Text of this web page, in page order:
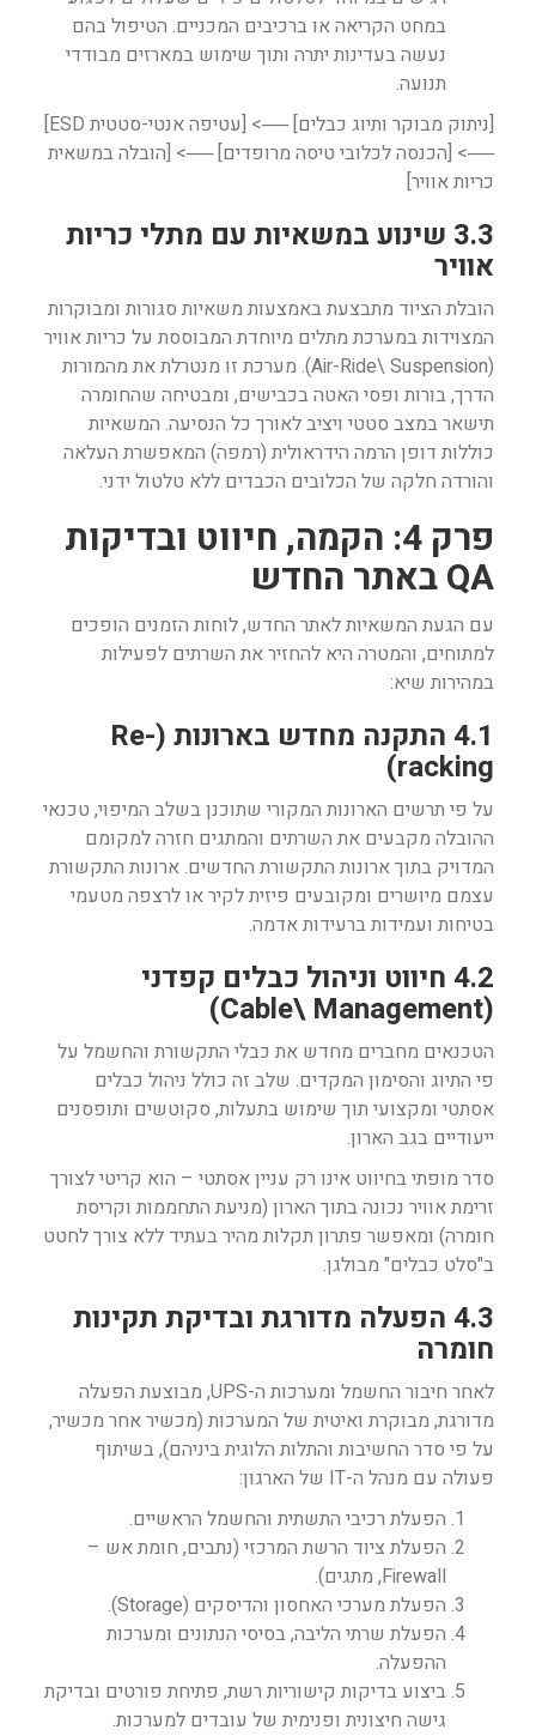
במחט הקריאה או ברכיבים המכניים. הטיפול בהם
נעשה בעדינות יתרה ותוך שימוש במארזים מבודדי
תנועה.
[ניתוק מבוקר ותיוג כבלים] ──> [עטיפה אנטי-סטטית ESD]
──> [הכנסה לכלובי טיסה מרופדים] ──> [הובלה במשאית
כריות אוויר]
3.3 שינוע במשאיות עם מתלי כריות
אוויר
הובלת הציוד מתבצעת באמצעות משאיות סגורות ומבוקרות
המצוידות במערכת מתלים מיוחדת המבוססת על כריות אוויר
(Air-Ride\ Suspension). מערכת זו מנטרלת את מהמורות
הדרך, בורות ופסי האטה בכבישים, ומבטיחה שהחומרה
תישאר במצב סטטי ויציב לאורך כל הנסיעה. המשאיות
כוללות דופן הרמה הידראולית (רמפה) המאפשרת העלאה
והורדה חלקה של הכלובים הכבדים ללא טלטול ידני.
פרק 4: הקמה, חיווט ובדיקות
QA באתר החדש
עם הגעת המשאיות לאתר החדש, לוחות הזמנים הופכים
למתוחים, והמטרה היא להחזיר את השרתים לפעילות
במהירות שיא:
4.1 התקנה מחדש בארונות (Re-
racking)
על פי תרשים הארונות המקורי שתוכנן בשלב המיפוי, טכנאי
ההובלה מקבעים את השרתים והמתגים חזרה למקומם
המדויק בתוך ארונות התקשורת החדשים. ארונות התקשורת
עצמם מיושרים ומקובעים פיזית לקיר או לרצפה מטעמי
בטיחות ועמידות ברעידות אדמה.
4.2 חיווט וניהול כבלים קפדני
(Cable\ Management)
הטכנאים מחברים מחדש את כבלי התקשורת והחשמל על
פי התיוג והסימון המקדים. שלב זה כולל ניהול כבלים
אסתטי ומקצועי תוך שימוש בתעלות, סקוטשים ותופסנים
ייעודיים בגב הארון.
סדר מופתי בחיווט אינו רק עניין אסתטי – הוא קריטי לצורך
זרימת אוויר נכונה בתוך הארון (מניעת התחממות וקריסת
חומרה) ומאפשר פתרון תקלות מהיר בעתיד ללא צורך לחטט
ב"סלט כבלים" מבולגן.
4.3 הפעלה מדורגת ובדיקת תקינות
חומרה
לאחר חיבור החשמל ומערכות ה-UPS, מבוצעת הפעלה
מדורגת, מבוקרת ואיטית של המערכות (מכשיר אחר מכשיר,
על פי סדר החשיבות והתלות הלוגית ביניהם), בשיתוף
פעולה עם מנהל ה-IT של הארגון:
הפעלת רכיבי התשתית והחשמל הראשיים.
הפעלת ציוד הרשת המרכזי (נתבים, חומת אש –
Firewall, מתגים).
הפעלת מערכי האחסון והדיסקים (Storage).
הפעלת שרתי הליבה, בסיסי הנתונים ומערכות
ההפעלה.
ביצוע בדיקות קישוריות רשת, פתיחת פורטים ובדיקת
גישה חיצונית ופנימית של עובדים למערכות.